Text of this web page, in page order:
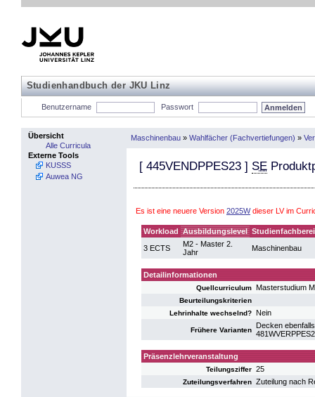
Studienhandbuch der JKU Linz
Benutzername Passwort
Übersicht
Alle Curricula
Externe Tools
KUSSS
Auwea NG
Maschinenbau » Wahlfächer (Fachvertiefungen) »
[ 445VENDPPES23 ] SE
Es ist eine neuere Version 2025Wdieser LV im
Workload Ausbildungslevel
3 ECTS
M2 - Master 2.
Jahr
Maschinenbau
Detailinformationen
Quellcurriculum Masterstudium
Beurteilungskriterien
Lehrinhalte wechselnd? Nein
Frühere Varianten
Decken
Präsenzlehrveranstaltung
Teilungsziffer 25
Zuteilungsverfahren Zuteilung nach